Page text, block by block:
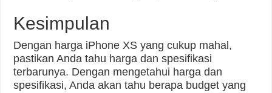
Kesimpulan
Dengan harga iPhone XS yang cukup mahal,
pastikan Anda tahu harga dan spesifikasi
terbarunya. Dengan mengetahui harga dan
spesifikasi, Anda akan tahu berapa budget yang